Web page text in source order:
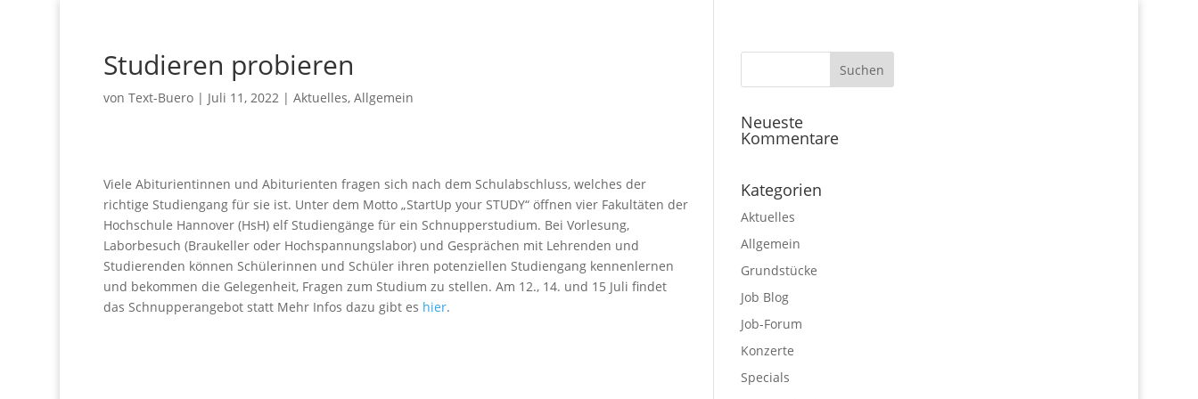
Studieren probieren
vonText-Buero | Juli 11, 2022 |Aktuelles,Allgemein
Viele Abiturientinnen und Abiturienten fragen sich nach dem Schulabschluss, welches der
richtige Studiengang für sie ist. Unter dem Motto „StartUp your STUDY“ öffnen vier Fakultäten der
Hochschule Hannover (HsH) elf Studiengänge für ein Schnupperstudium. Bei Vorlesung,
Laborbesuch (Braukeller oder Hochspannungslabor) und Gesprächen mit Lehrenden und
Studierenden können Schülerinnen und Schüler ihren potenziellen Studiengang kennenlernen
und bekommen die Gelegenheit, Fragen zum Studium zu stellen. Am 12., 14. und 15 Juli findet
das Schnupperangebot statt Mehr Infos dazu gibt es hier.
Neueste
Kommentare
Kategorien
Aktuelles
Allgemein
Grundstücke
Job Blog
Job-Forum
Konzerte
Specials